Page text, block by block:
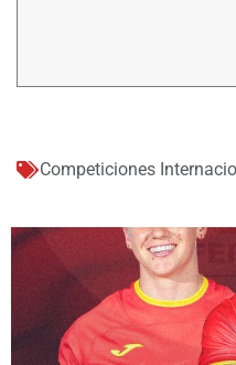
Competiciones